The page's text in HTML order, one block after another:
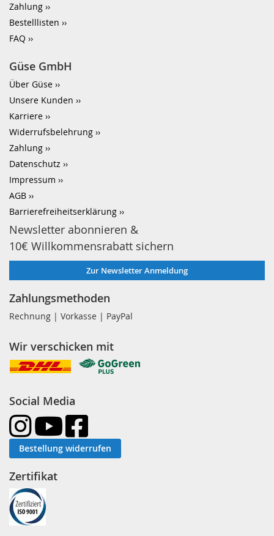
Zahlung
Bestelllisten
FAQ
Güse GmbH
Über Güse
Unsere Kunden
Karriere
Widerrufsbelehrung
Zahlung
Datenschutz
Impressum
AGB
Barrierefreiheitserklärung
Newsletter abonnieren &
10€ Willkommensrabatt sichern
Zur Newsletter Anmeldung
Zahlungsmethoden
Rechnung | Vorkasse | PayPal
Wir verschicken mit
Social Media
Bestellung widerrufen
Zertifikat